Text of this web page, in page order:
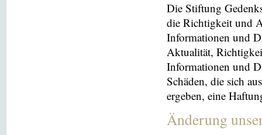
Die Stiftung
die Richtigkeit und
Informationen und
Aktualität,
Informationen und
Schäden, die sich
ergeben, eine
Änderung